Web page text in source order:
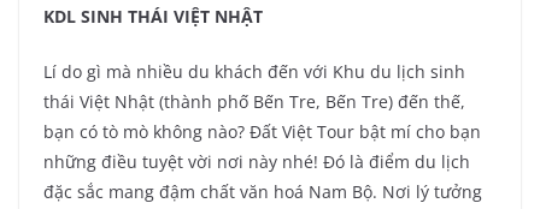
KDL SINH THÁI VIỆT NHẬT
Lí do gì mà nhiều du khách đến với Khu du lịch sinh
thái Việt Nhật (thành phố Bến Tre, Bến Tre) đến thế,
bạn có tò mò không nào? Đất Việt Tour bật mí cho bạn
những điều tuyệt vời nơi này nhé! Đó là điểm du lịch
đặc sắc mang đậm chất văn hoá Nam Bộ. Nơi lý tưởng